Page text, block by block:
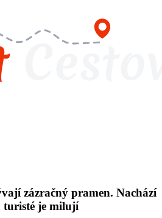
zázračný pramen. Nachází
turisté je milují